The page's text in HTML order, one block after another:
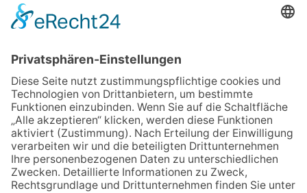
30.07.2026
Ganz Niederhöchstadt wird zur
Festmeile
06.08.2026
Baustellenführung führt auch in
die Zukunft der Stadt
Königstein
06.08.2026
Klinikforum zum Thema
Karpaltunnelsyndrom
06.08.2026
Gewinnspiel zum Start ins